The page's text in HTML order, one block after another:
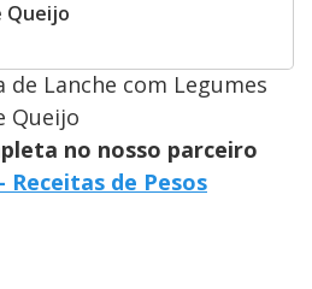
Queijo
de Lanche com Legumes
Queijo
no nosso parceiro
Receitas de Pesos